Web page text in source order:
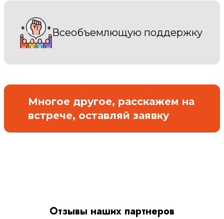
Всеобъемлющую поддержку
Многое другое, расскажем на
встрече, оставляй заявку
Отзывы наших партнеров